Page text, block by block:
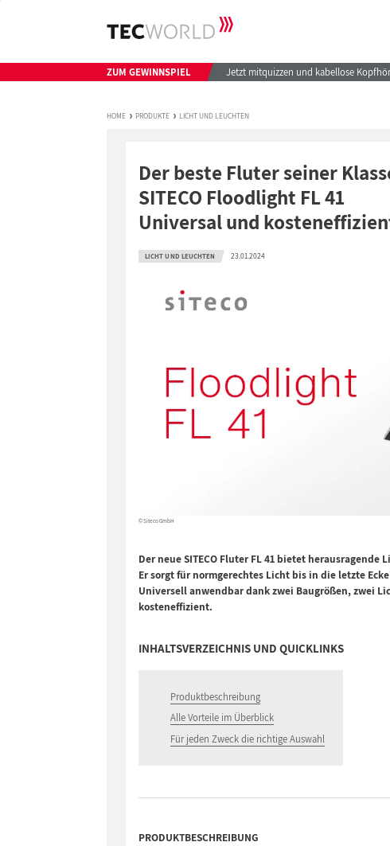
ZUM GEWINNSPIEL Jetzt mitquizzen und kabellose
HOME PRODUKTE LICHT UND LEUCHTEN
Der beste Fluter seiner
SITECO Floodlight FL 41
Universal und
LICHT UND LEUCHTEN 23.01.2024
© Siteco GmbH
Der neue SITECO Fluter FL 41 bietet
Er sorgt für normgerechtes Licht bis in die letzte
Universell anwendbar dank zwei Baugrößen, zwei
kosteneffizient.
INHALTSVERZEICHNIS UND QUICKLINKS
Produktbeschreibung
Alle Vorteile im Überblick
Für jeden Zweck die richtige Auswahl
PRODUKTBESCHREIBUNG